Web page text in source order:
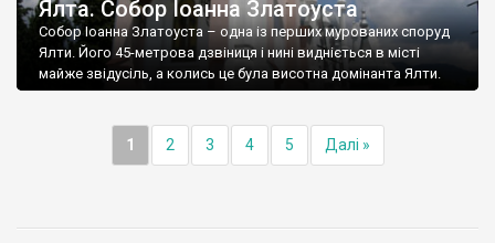
Ялта. Собор Іоанна Златоуста
Собор Іоанна Златоуста – одна із перших мурованих споруд
Ялти. Його 45-метрова дзвіниця і нині видніється в місті
майже звідусіль, а колись це була висотна домінанта Ялти.
1 2 3 4 5 Далі »